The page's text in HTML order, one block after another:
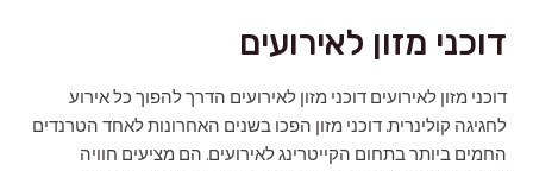
דוכני מזון לאירועים
דוכני מזון לאירועים דוכני מזון לאירועים הדרך להפוך כל אירוע
לחגיגה קולינרית. דוכני מזון הפכו בשנים האחרונות לאחד הטרנדים
החמים ביותר בתחום הקייטרינג לאירועים. הם מציעים חוויה